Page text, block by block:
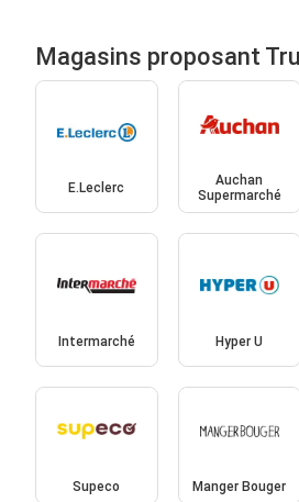
Magasins proposant
E.Leclerc
Auchan
Supermarché
Intermarché Hyper U
Supeco Manger Bouger